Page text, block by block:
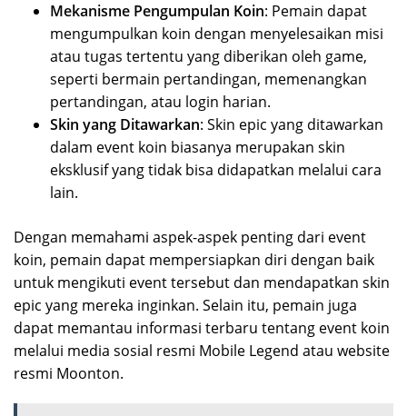
Mekanisme Pengumpulan Koin: Pemain dapat
mengumpulkan koin dengan menyelesaikan misi
atau tugas tertentu yang diberikan oleh game,
seperti bermain pertandingan, memenangkan
pertandingan, atau login harian.
Skin yang Ditawarkan: Skin epic yang ditawarkan
dalam event koin biasanya merupakan skin
eksklusif yang tidak bisa didapatkan melalui cara
lain.
Dengan memahami aspek-aspek penting dari event
koin, pemain dapat mempersiapkan diri dengan baik
untuk mengikuti event tersebut dan mendapatkan skin
epic yang mereka inginkan. Selain itu, pemain juga
dapat memantau informasi terbaru tentang event koin
melalui media sosial resmi Mobile Legend atau website
resmi Moonton.